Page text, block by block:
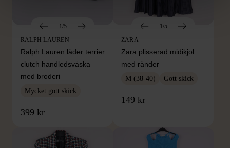
1/5
RALPH LAUREN
Ralph Lauren läder terrier
clutch handledsväska
med broderi
Mycket gott skick
399 kr
1/5
ZARA
Zara plisserad midikjol
med ränder
M (38-40) Gott skick
149 kr